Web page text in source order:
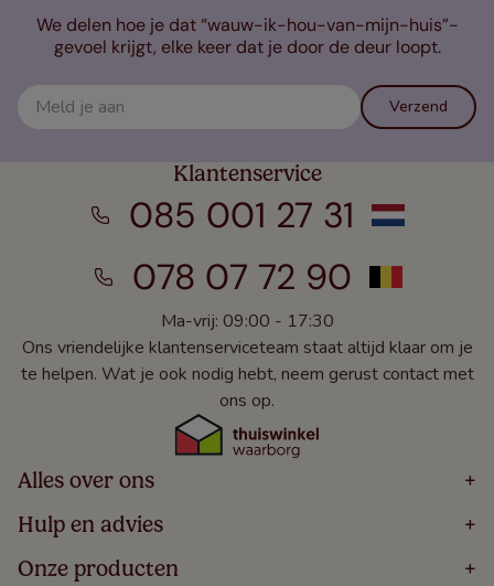
We delen hoe je dat “wauw-ik-hou-van-mijn-huis”-
gevoel krijgt, elke keer dat je door de deur loopt.
Verzend
Klantenservice
085 001 27 31
078 07 72 90
Ma-vrij: 09:00 - 17:30
Ons vriendelijke klantenserviceteam staat altijd klaar om je
te helpen. Wat je ook nodig hebt, neem gerust contact met
ons op.
Alles over ons +
Home
Over
Bestellen
Hulp en advies +
Volg Je Bestelling
Onze producten +